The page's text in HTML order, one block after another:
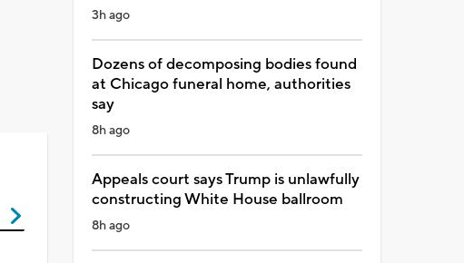
3h ago
Dozens of decomposing bodies found
at Chicago funeral home, authorities
say
8h ago
Appeals court says Trump is unlawfully
constructing White House ballroom
8h ago